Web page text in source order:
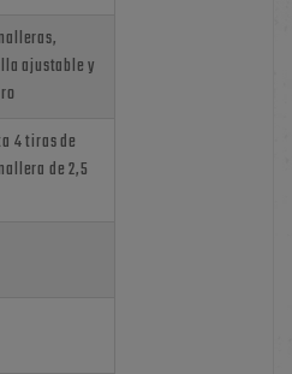
ajustable y
4 tiras de
de 2,5